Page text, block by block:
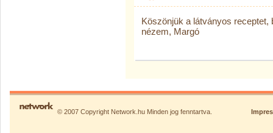
Köszönjük a látványos
nézem, Margó
© 2007 Copyright Network.hu Minden jog fenntartva.